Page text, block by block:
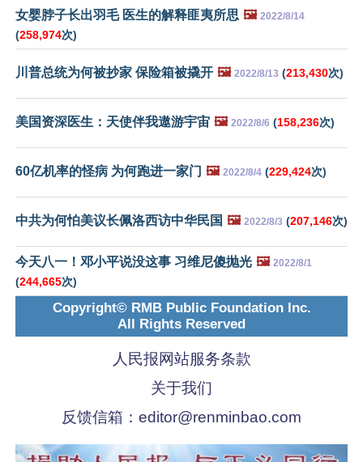
女婴脖子长出羽毛 医生的解释匪夷所思 🖼️ 2022/8/14
(258,974次)
川普总统为何被抄家 保险箱被撬开 🖼️ 2022/8/13 (213,430次)
美国资深医生：天使伴我遨游宇宙 🖼️ 2022/8/6 (158,236次)
60亿机率的怪病 为何跑进一家门 🖼️ 2022/8/4 (229,424次)
中共为何怕美议长佩洛西访中华民国 🖼️ 2022/8/3 (207,146次)
今天八一！邓小平说没这事 习维尼傻抛光 🖼️ 2022/8/1
(244,665次)
Copyright© RMB Public Foundation Inc.
All Rights Reserved
人民报网站服务条款
关于我们
反馈信箱： editor@renminbao.com